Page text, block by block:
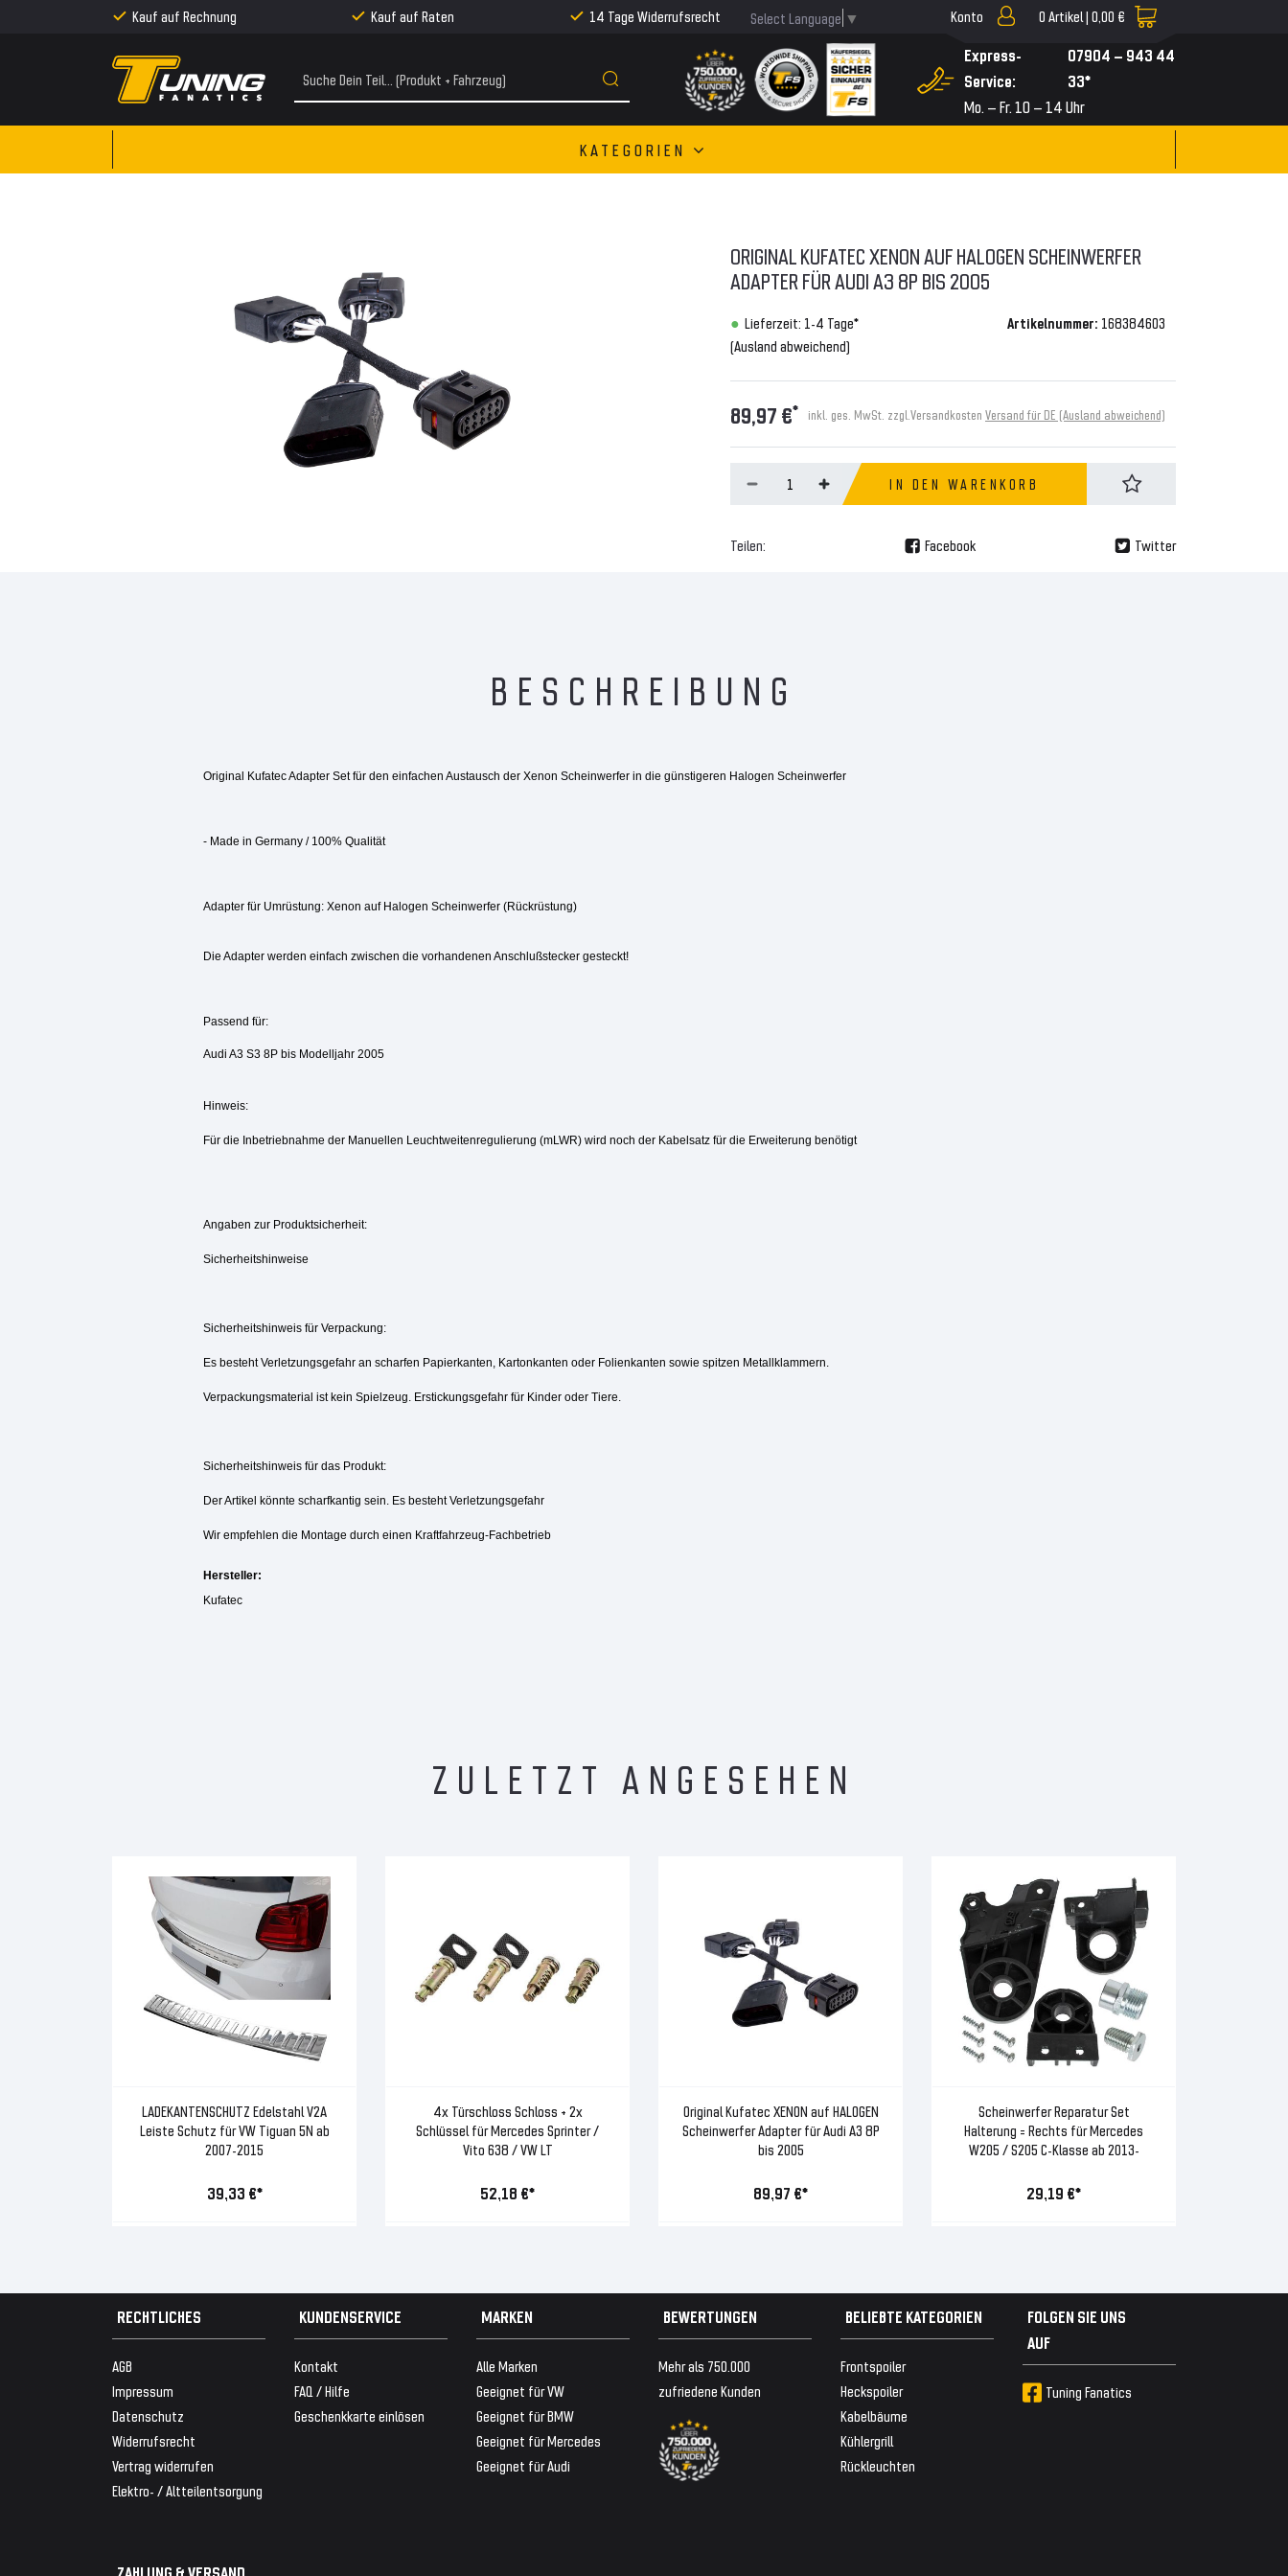
Kauf auf Rechnung Kauf auf Raten 14 Tage Widerrufsrecht Select Language ▼ Konto 0 Artikel | 0,00 €
Express-
Service:
07904 – 943 44
33*
Mo. – Fr. 10 – 14 Uhr
KATEGORIEN
ORIGINAL KUFATEC XENON AUF HALOGEN SCHEINWERFER
ADAPTER FÜR AUDI A3 8P BIS 2005
Lieferzeit: 1-4 Tage*
(Ausland abweichend)
Artikelnummer: 168384603
89,97 €* inkl. ges. MwSt. zzgl. Versandkosten Versand für DE (Ausland abweichend)
IN DEN WARENKORB
Teilen: Facebook Twitter
BESCHREIBUNG
Original Kufatec Adapter Set für den einfachen Austausch der Xenon Scheinwerfer in die günstigeren Halogen Scheinwerfer
- Made in Germany / 100% Qualität
Adapter für Umrüstung: Xenon auf Halogen Scheinwerfer (Rückrüstung)
Die Adapter werden einfach zwischen die vorhandenen Anschlußstecker gesteckt!
Passend für:
Audi A3 S3 8P bis Modelljahr 2005
Hinweis:
Für die Inbetriebnahme der Manuellen Leuchtweitenregulierung (mLWR) wird noch der Kabelsatz für die Erweiterung benötigt
Angaben zur Produktsicherheit:
Sicherheitshinweise
Sicherheitshinweis für Verpackung:
Es besteht Verletzungsgefahr an scharfen Papierkanten, Kartonkanten oder Folienkanten sowie spitzen Metallklammern.
Verpackungsmaterial ist kein Spielzeug. Erstickungsgefahr für Kinder oder Tiere.
Sicherheitshinweis für das Produkt:
Der Artikel könnte scharfkantig sein. Es besteht Verletzungsgefahr
Wir empfehlen die Montage durch einen Kraftfahrzeug-Fachbetrieb
Hersteller:
Kufatec
ZULETZT ANGESEHEN
LADEKANTENSCHUTZ Edelstahl V2A
Leiste Schutz für VW Tiguan 5N ab
2007-2015
39,33 €*
4x Türschloss Schloss + 2x
Schlüssel für Mercedes Sprinter /
Vito 638 / VW LT
52,18 €*
Original Kufatec XENON auf HALOGEN
Scheinwerfer Adapter für Audi A3 8P
bis 2005
89,97 €*
Scheinwerfer Reparatur Set
Halterung = Rechts für Mercedes
W205 / S205 C-Klasse ab 2013-
29,19 €*
RECHTLICHES
AGB
Impressum
Datenschutz
Widerrufsrecht
Vertrag widerrufen
Elektro- / Altteilentsorgung
KUNDENSERVICE
Kontakt
FAQ / Hilfe
Geschenkkarte einlösen
MARKEN
Alle Marken
Geeignet für VW
Geeignet für BMW
Geeignet für Mercedes
Geeignet für Audi
BEWERTUNGEN
Mehr als 750.000
zufriedene Kunden
BELIEBTE KATEGORIEN
Frontspoiler
Heckspoiler
Kabelbäume
Kühlergrill
Rückleuchten
FOLGEN SIE UNS
AUF
Tuning Fanatics